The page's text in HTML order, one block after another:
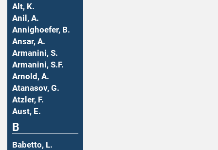
Alt, K.
Anil, A.
Annighoefer, B.
Ansar, A.
Armanini, S.
Armanini, S.F.
Arnold, A.
Atanasov, G.
Atzler, F.
Aust, E.
B
Babetto, L.